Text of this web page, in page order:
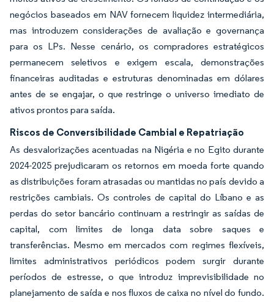
negócios baseados em NAV fornecem liquidez intermediária,
mas introduzem considerações de avaliação e governança
para os LPs. Nesse cenário, os compradores estratégicos
permanecem seletivos e exigem escala, demonstrações
financeiras auditadas e estruturas denominadas em dólares
antes de se engajar, o que restringe o universo imediato de
ativos prontos para saída.
Riscos de Conversibilidade Cambial e Repatriação
As desvalorizações acentuadas na Nigéria e no Egito durante
2024-2025 prejudicaram os retornos em moeda forte quando
as distribuições foram atrasadas ou mantidas no país devido a
restrições cambiais. Os controles de capital do Líbano e as
perdas do setor bancário continuam a restringir as saídas de
capital, com limites de longa data sobre saques e
transferências. Mesmo em mercados com regimes flexíveis,
limites administrativos periódicos podem surgir durante
períodos de estresse, o que introduz imprevisibilidade no
planejamento de saída e nos fluxos de caixa no nível do fundo.